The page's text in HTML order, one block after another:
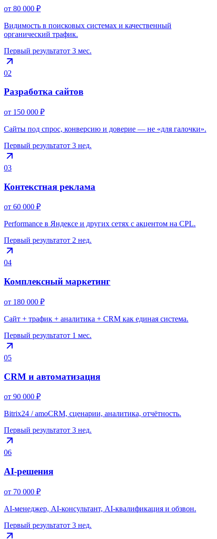
от 80 000 ₽
Видимость в поисковых системах и качественный
органический трафик.
Первый результатот 3 мес.
02
Разработка сайтов
от 150 000 ₽
Сайты под спрос, конверсию и доверие — не «для галочки».
Первый результатот 3 нед.
03
Контекстная реклама
от 60 000 ₽
Performance в Яндексе и других сетях с акцентом на CPL.
Первый результатот 2 нед.
04
Комплексный маркетинг
от 180 000 ₽
Сайт + трафик + аналитика + CRM как единая система.
Первый результатот 1 мес.
05
CRM и автоматизация
от 90 000 ₽
Bitrix24 / amoCRM, сценарии, аналитика, отчётность.
Первый результатот 3 нед.
06
AI‑решения
от 70 000 ₽
AI‑менеджер, AI‑консультант, AI‑квалификация и обзвон.
Первый результатот 3 нед.